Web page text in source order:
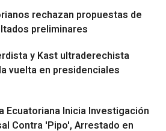
rechazan propuestas de
preliminares
y Kast ultraderechista
vuelta en presidenciales
Ecuatoriana Inicia Investigación
Contra 'Pipo', Arrestado en